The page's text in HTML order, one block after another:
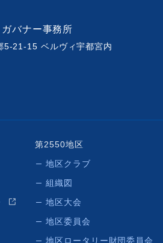
バナー事務所
5-21-15 ベルヴィ宇都宮内
第2550地区
地区クラブ
組織図
地区大会
地区委員会
地区ロータリー財団委員会